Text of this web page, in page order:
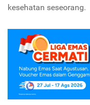
kesehatan seseorang.